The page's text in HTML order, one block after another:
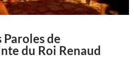
Paroles de
du Roi Renaud